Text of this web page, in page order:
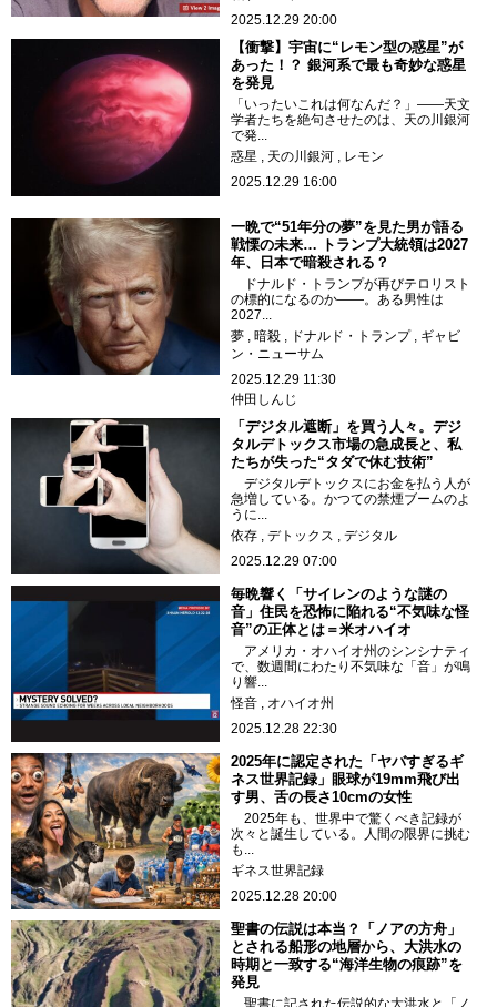
2025.12.29 20:00
【衝撃】宇宙に“レモン型の惑星”が
あった！？ 銀河系で最も奇妙な惑星
を発見
「いったいこれは何なんだ？」――天文
学者たちを絶句させたのは、天の川銀河
で発...
惑星
天の川銀河
レモン
2025.12.29 16:00
一晩で“51年分の夢”を見た男が語る
戦慄の未来… トランプ大統領は2027
年、日本で暗殺される？
ドナルド・トランプが再びテロリスト
の標的になるのか――。ある男性は
2027...
夢
暗殺 ドナルド・トランプ
ギャビ
ン・ニューサム
2025.12.29 11:30
仲田しんじ
「デジタル遮断」を買う人々。デジ
タルデトックス市場の急成長と、私
たちが失った“タダで休む技術”
デジタルデトックスにお金を払う人が
急増している。かつての禁煙ブームのよ
うに...
依存
デトックス
デジタル
2025.12.29 07:00
毎晩響く「サイレンのような謎の
音」住民を恐怖に陥れる“不気味な怪
音”の正体とは＝米オハイオ
アメリカ・オハイオ州のシンシナティ
で、数週間にわたり不気味な「音」が鳴
り響...
怪音
オハイオ州
2025.12.28 22:30
2025年に認定された「ヤバすぎるギ
ネス世界記録」眼球が19mm飛び出
す男、舌の長さ10cmの女性
2025年も、世界中で驚くべき記録が
次々と誕生している。人間の限界に挑む
も...
ギネス世界記録
2025.12.28 20:00
聖書の伝説は本当？「ノアの方舟」
とされる船形の地層から、大洪水の
時期と一致する“海洋生物の痕跡”を
発見